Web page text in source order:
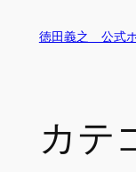
徳田義之 公式
カテ